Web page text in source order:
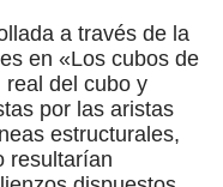
a través de la
en «Los cubos de
real del cubo y
por las aristas
estructurales,
resultarían